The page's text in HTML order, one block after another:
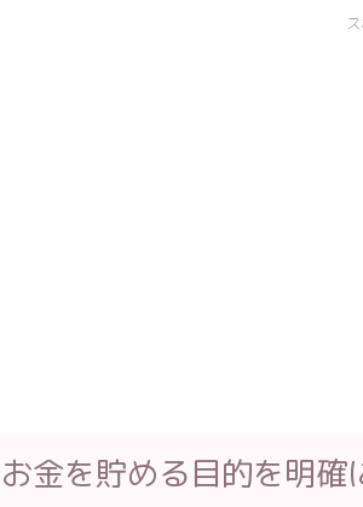
お金を貯める目的を明確